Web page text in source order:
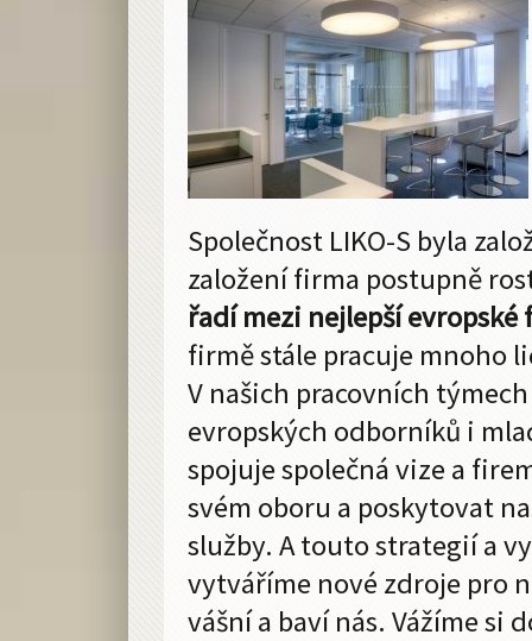
Společnost LIKO-S byla
založení firma postupně
řadí mezi nejlepší evropské
firmě stále pracuje mnoho
V našich pracovních
evropských odborníků i
spojuje společná vize a
svém oboru a poskytovat
služby. A touto strategií a
vytváříme nové zdroje pro
vášní a baví nás. Vážíme si